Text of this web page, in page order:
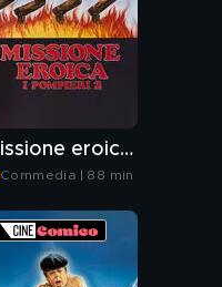
Missione eroica - I pompieri 2
Commedia | 88 min